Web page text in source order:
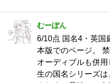
むーぽん
6/10点 国名4・英国
本版でのページ。
オーディブルも併
生の国名シリーズ